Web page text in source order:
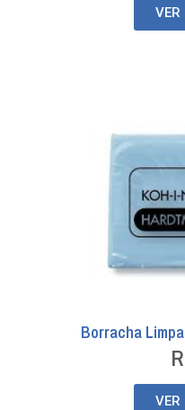
VER
Borracha
VER